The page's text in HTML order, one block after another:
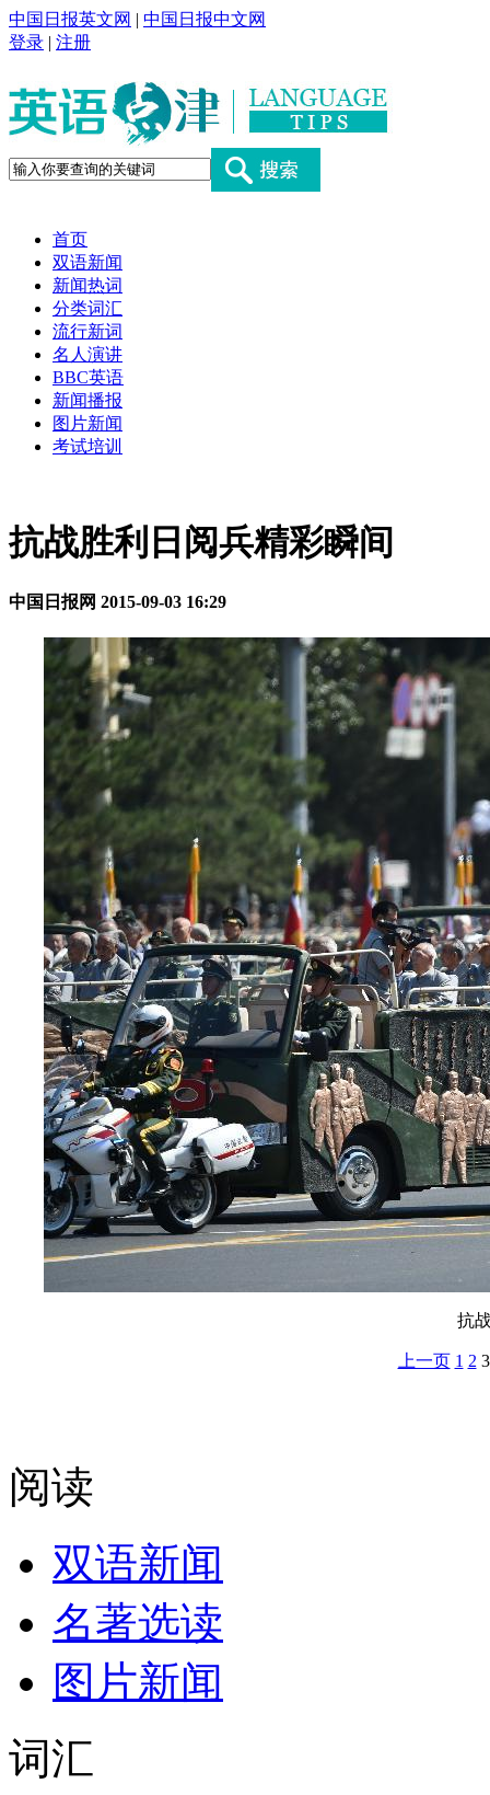
中国日报英文网 | 中国日报中文网
登录 | 注册
首页
双语新闻
新闻热词
分类词汇
流行新词
名人演讲
BBC英语
新闻播报
图片新闻
考试培训
抗战胜利日阅兵精彩瞬间
中国日报网 2015-09-03 16:29
抗
上一页 1 2 3
阅读
双语新闻
名著选读
图片新闻
词汇